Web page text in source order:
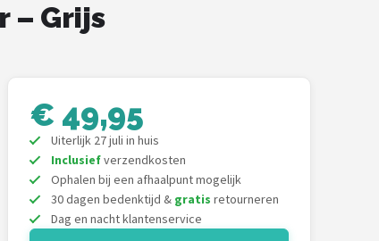
– Grijs
€ 49,95
Uiterlijk 27 juli in huis
Inclusiefverzendkosten
Ophalen bij een afhaalpunt mogelijk
30 dagen bedenktijd & gratis retourneren
Dag en nacht klantenservice